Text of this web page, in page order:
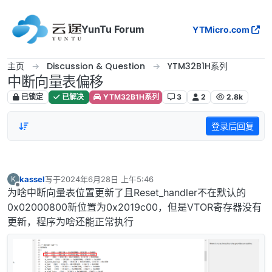
YunTu Forum
YTMicro.com
主页 Discussion & Question YTM32B1H系列
中断向量表偏移
已锁定 已解决 YTM32B1H系列 3 2 2.8k
登录后回复
K
离线
kassel写于2024年6月28日 上午5:46
最后由 编辑
为啥中断向量表位置更新了且Reset_handler不在默认的
0x02000800新位置为0x2019c00，但是VTOR寄存器没有
更新，程序为啥还能正常执行